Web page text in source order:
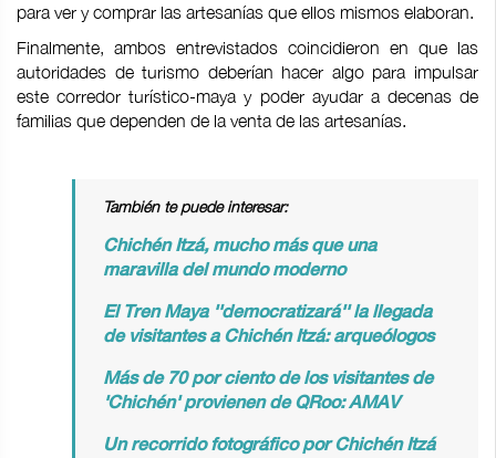
para ver y comprar las artesanías que ellos mismos elaboran.
Finalmente, ambos entrevistados coincidieron en que las
autoridades de turismo deberían hacer algo para impulsar
este corredor turístico-maya y poder ayudar a decenas de
familias que dependen de la venta de las artesanías.
También te puede interesar:
Chichén Itzá, mucho más que una
maravilla del mundo moderno
El Tren Maya ''democratizará'' la llegada
de visitantes a Chichén Itzá: arqueólogos
Más de 70 por ciento de los visitantes de
'Chichén' provienen de QRoo: AMAV
Un recorrido fotográfico por Chichén Itzá